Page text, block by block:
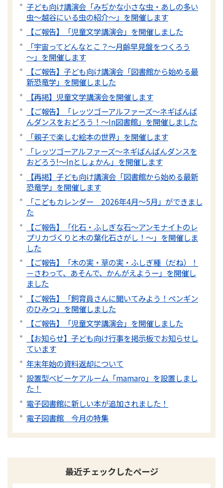
子ども向け講演会「みぢかな小さな虫・あしの多い
虫～越谷にいる虫の紹介～」を開催します
【ご報告】「児童文学講演会」を開催しました
「宇宙ってどんなとこ？～月齢早見盤をつくろう
～」を開催します
【ご報告】子ども向け講演会「図書館から始める最
新恐竜学」を開催しました
【再掲】児童文学講演会を開催します
【ご報告】「レッツゴーアルファーズ～ネギばんば
んダンスをおどろう！～In図書館」を開催しました
「親子で楽しむ絵本の世界」を開催します
「レッツゴーアルファーズ～ネギばんばんダンスを
おどろう!～Inとしょかん」を開催します
【再掲】子ども向け講演会「図書館から始める最新
恐竜学」を開催します
「こどもカレンダー 2026年4月～5月」ができまし
た
【ご報告】「化石・ふしぎな石～アンモナイトのレ
プリカづくりと木の葉化石さがし！～」を開催しま
した
【ご報告】「木の実・草の実・ふしぎ種（だね）！
－さわって、あそんで、かんがえようー」を開催し
ました
【ご報告】「飼育員さんに聞いてみよう！ペンギン
のひみつ」を開催しました
【ご報告】「児童文学講演会」を開催しました
【お知らせ】子ども向け行事を掲示板でお知らせし
ています
年末年始の資料返却について
設置型ベビーケアルーム「mamaro」を設置しまし
た！
電子図書館に新しい本が追加されました！
電子図書館 今月の特集
最近チェックしたページ